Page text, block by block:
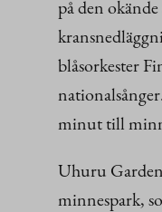
på den
blåsorkester
minut till
Uhuru
minnespark,